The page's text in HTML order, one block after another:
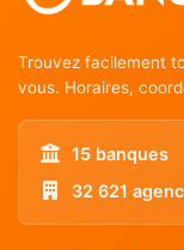
Trouvez facilement
vous. Horaires,
15 banques
32 621